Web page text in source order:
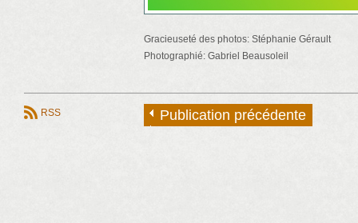
Gracieuseté des photos: Stéphanie Gérault
Photographié: Gabriel Beausoleil
RSS Publication précédente